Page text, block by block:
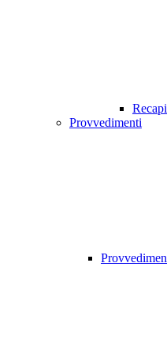
Provvedimenti